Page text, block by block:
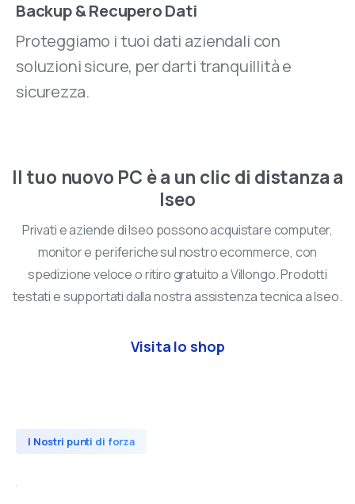
Backup & Recupero Dati
Proteggiamo i tuoi dati aziendali con
soluzioni sicure, per darti tranquillità e
sicurezza.
Il tuo nuovo PC è a un clic di distanza a
Iseo
Privati e aziende di Iseo possono acquistare computer,
monitor e periferiche sul nostro ecommerce, con
spedizione veloce o ritiro gratuito a Villongo. Prodotti
testati e supportati dalla nostra assistenza tecnica a Iseo.
Visita lo shop
I Nostri punti di forza